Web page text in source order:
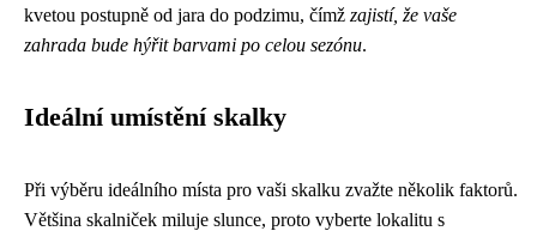
kvetou postupně od jara do podzimu, čímž zajistí, že vaše
zahrada bude hýřit barvami po celou sezónu.
Ideální umístění skalky
Při výběru ideálního místa pro vaši skalku zvažte několik faktorů.
Většina skalniček miluje slunce, proto vyberte lokalitu s